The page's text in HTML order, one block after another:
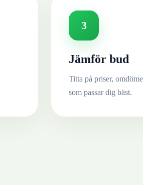
3
Jämför bud
Titta på priser,
som passar dig bäst.